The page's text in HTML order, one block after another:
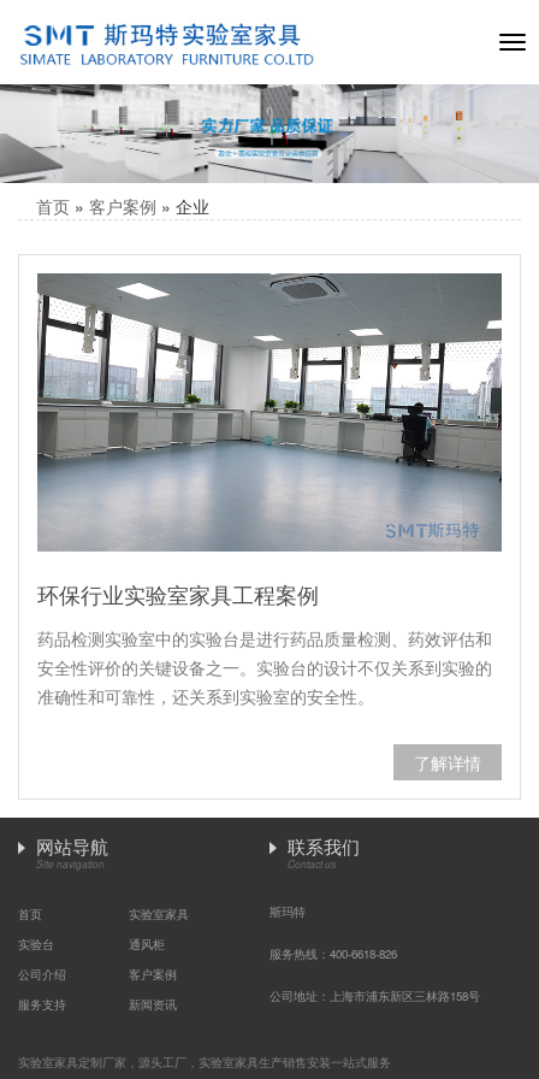
首页 » 客户案例 » 企业
环保行业实验室家具工程案例
药品检测实验室中的实验台是进行药品质量检测、药效评估和
安全性评价的关键设备之一。实验台的设计不仅关系到实验的
准确性和可靠性，还关系到实验室的安全性。
了解详情
网站导航
Site navigation
首页
实验室家具
实验台
通风柜
公司介绍
客户案例
服务支持
新闻资讯
联系我们
Contact us
斯玛特
服务热线：400-6618-826
公司地址：上海市浦东新区三林路158号
实验室家具定制厂家，源头工厂，实验室家具生产销售安装一站式服务